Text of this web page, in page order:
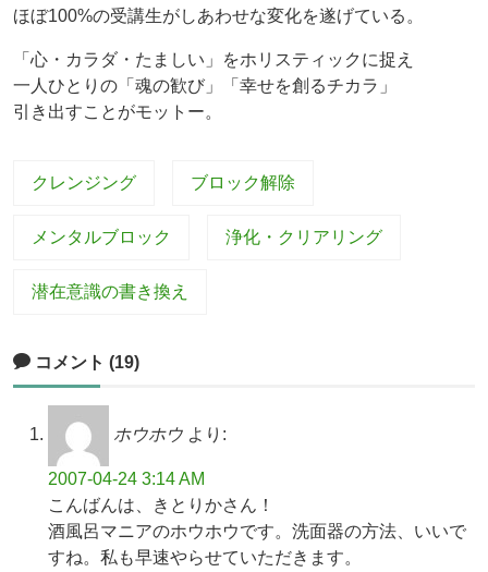
ほぼ100%の受講生がしあわせな変化を遂げている。
「心・カラダ・たましい」をホリスティックに捉え
一人ひとりの「魂の歓び」「幸せを創るチカラ」
引き出すことがモットー。
クレンジング ブロック解除
メンタルブロック 浄化・クリアリング
潜在意識の書き換え
コメント (19)
ホウホウ より:
2007-04-24 3:14 AM
こんばんは、きとりかさん！
酒風呂マニアのホウホウです。洗面器の方法、いいで
すね。私も早速やらせていただきます。